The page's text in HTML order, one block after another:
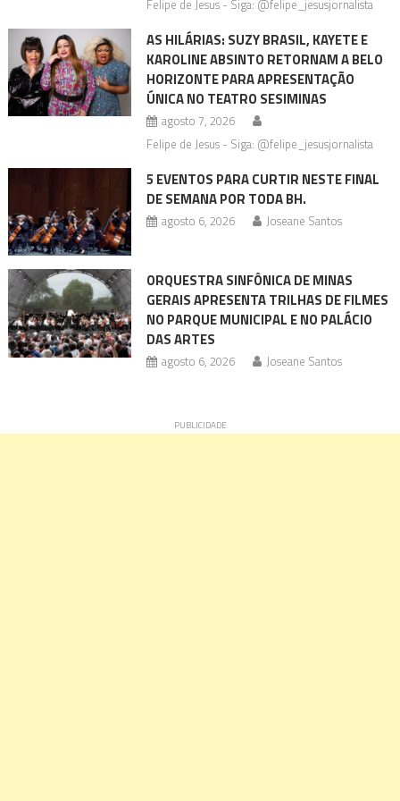
Felipe de Jesus - Siga: @felipe_jesusjornalista
AS HILÁRIAS: SUZY BRASIL, KAYETE E
KAROLINE ABSINTO RETORNAM A BELO
HORIZONTE PARA APRESENTAÇÃO
ÚNICA NO TEATRO SESIMINAS
agosto 7, 2026
Felipe de Jesus - Siga: @felipe_jesusjornalista
5 EVENTOS PARA CURTIR NESTE FINAL
DE SEMANA POR TODA BH.
agosto 6, 2026 Joseane Santos
ORQUESTRA SINFÔNICA DE MINAS
GERAIS APRESENTA TRILHAS DE FILMES
NO PARQUE MUNICIPAL E NO PALÁCIO
DAS ARTES
agosto 6, 2026 Joseane Santos